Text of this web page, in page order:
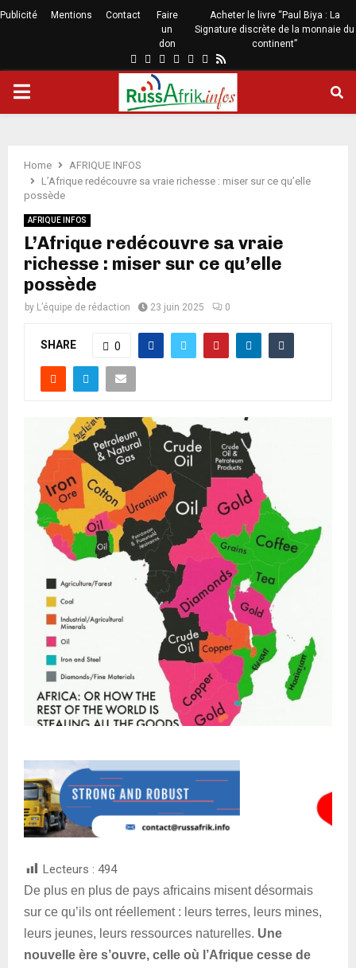
Publicité Mentions Contact
Faire
un
don
Acheter le livre “Paul Biya : La
Signature discrète de la monnaie du
continent”
Home
AFRIQUE INFOS
L’Afrique redécouvre sa vraie richesse : miser sur ce qu’elle
possède
AFRIQUE INFOS
L’Afrique redécouvre sa vraie
richesse : miser sur ce qu’elle
possède
by L’équipe de rédaction 23 juin 2025 0
SHARE 0
Lecteurs : 494
De plus en plus de pays africains misent désormais
sur ce qu’ils ont réellement : leurs terres, leurs mines,
leurs jeunes, leurs ressources naturelles. Une
nouvelle ère s’ouvre, celle où l’Afrique cesse de